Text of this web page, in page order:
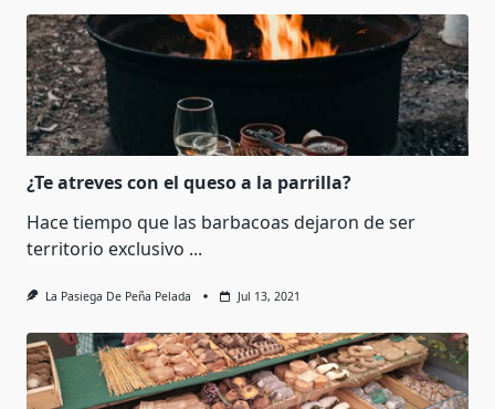
¿Te atreves con el queso a la parrilla?
Hace tiempo que las barbacoas dejaron de ser
territorio exclusivo ...
La Pasiega De Peña Pelada Jul 13, 2021